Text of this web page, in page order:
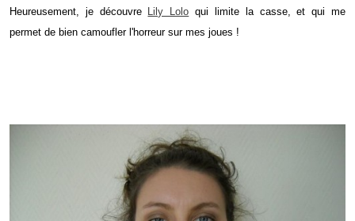
Heureusement, je découvre Lily Lolo qui limite la casse, et qui me
permet de bien camoufler l'horreur sur mes joues !